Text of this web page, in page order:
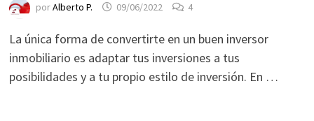
porAlberto P. 09/06/2022 4
La única forma de convertirte en un buen inversor
inmobiliario es adaptar tus inversiones a tus
posibilidades y a tu propio estilo de inversión. En …